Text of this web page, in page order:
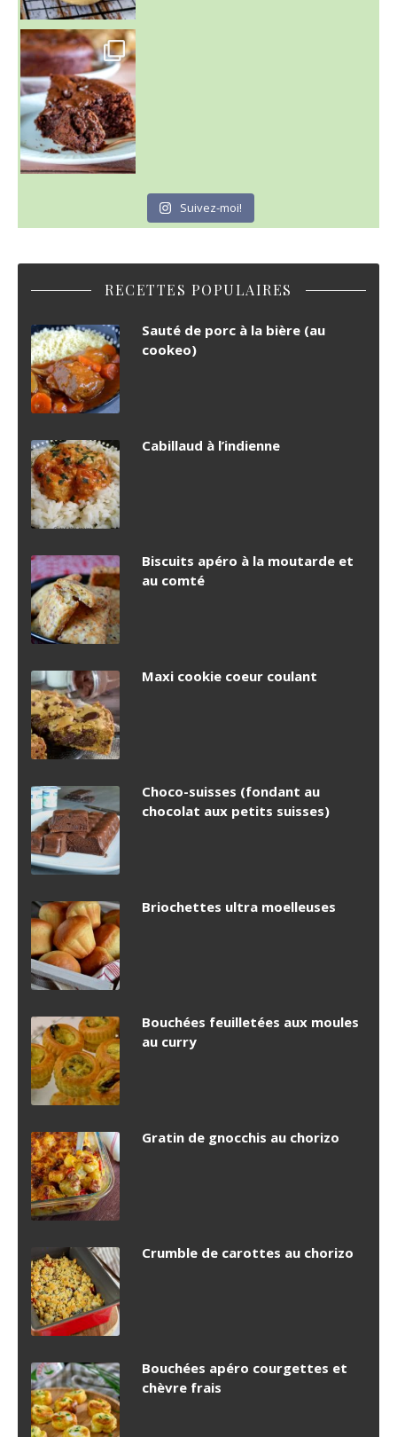
~ GÂTEAU FONDANT CHOCO NOISETTE ~
C'est lundi
Suivez-moi!
RECETTES POPULAIRES
Sauté de porc à la bière (au
cookeo)
Cabillaud à l’indienne
Biscuits apéro à la moutarde et
au comté
Maxi cookie coeur coulant
Choco-suisses (fondant au
chocolat aux petits suisses)
Briochettes ultra moelleuses
Bouchées feuilletées aux moules
au curry
Gratin de gnocchis au chorizo
Crumble de carottes au chorizo
Bouchées apéro courgettes et
chèvre frais